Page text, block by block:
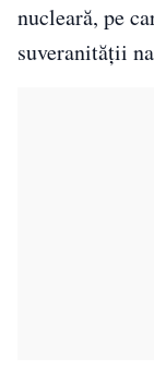
nucleară, pe
suveranității